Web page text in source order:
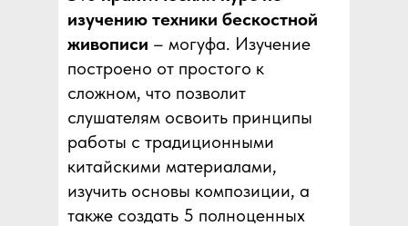
изучению техники бескостной
живописи – могуфа. Изучение
построено от простого к
сложном, что позволит
слушателям освоить принципы
работы с традиционными
китайскими материалами,
изучить основы композиции, а
также создать 5 полноценных